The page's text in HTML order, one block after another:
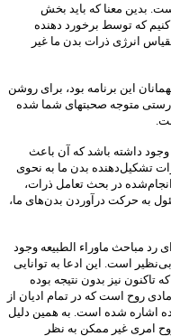
بدین معنا که باید بخش
کنیم که توسط برخورد دهنده‌
انرژی ذرات بدن ما غیر
این برنامه بود، برای روشن
متوجه صحبتهای شما شده
وجود داشته باشد که آن باعث
تشکیل‌دهنده بدن ما به نحوی
در بحث تعامل ذرات،
به حرکت درآوردن بدن‌های ما،
رد مباحث ماوراء الطبیعه وجود
است. این ادعا به توانایی
تاکنون نیز بدون ‌نتیجه بوده
روح است که در تمام ادیان از
اشاره شده است. به همین دلیل
امری غیر ممکن به نظر